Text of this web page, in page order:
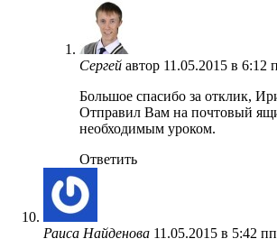
Сергей автор 11.05.2015 в 6:12
Большое спасибо за отклик,
Отправил Вам на почтовый
необходимым уроком.
Ответить
Раиса Найденова 11.05.2015 в 5:42 пп